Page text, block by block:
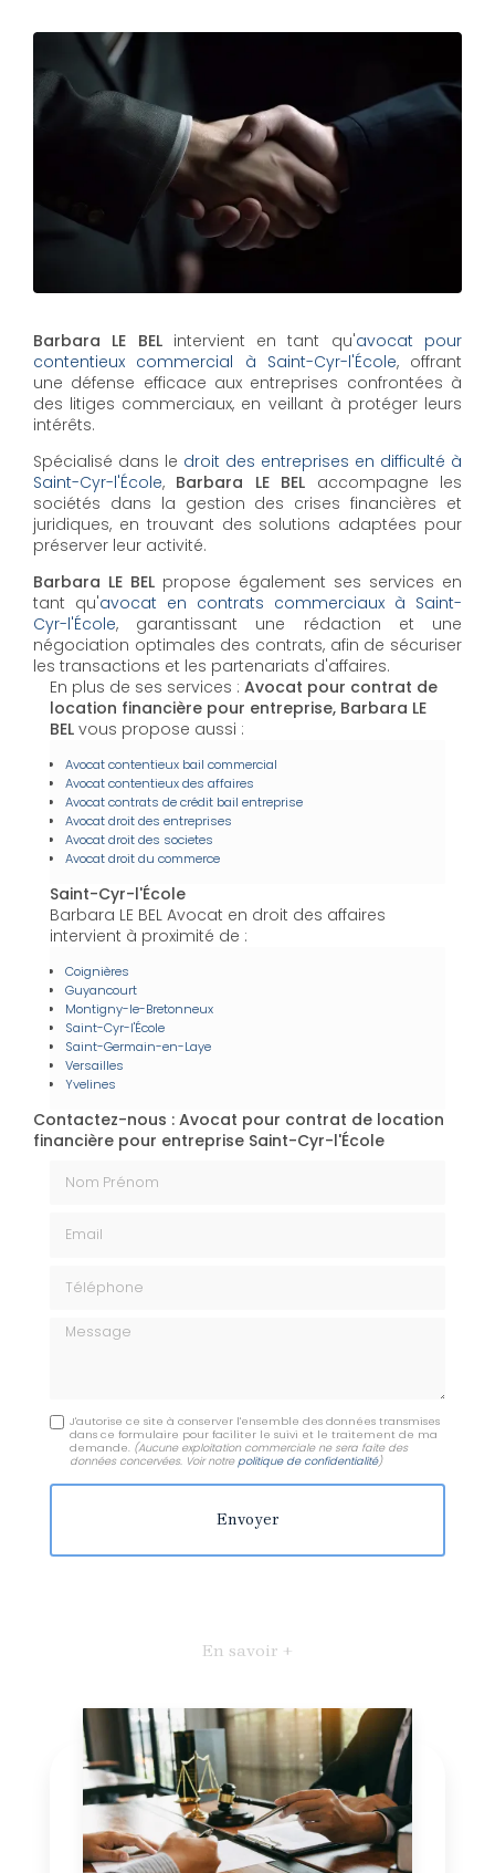
Barbara LE BELintervient en tant qu'avocat pour
contentieux commercial à Saint-Cyr-l'École, offrant
une défense efficace aux entreprises confrontées à
des litiges commerciaux, en veillant à protéger leurs
intérêts.
Spécialisé dans le droit des entreprises en difficulté à
Saint-Cyr-l'École, Barbara LE BEL accompagne les
sociétés dans la gestion des crises financières et
juridiques, en trouvant des solutions adaptées pour
préserver leur activité.
Barbara LE BEL propose également ses services en
tant qu'avocat en contrats commerciaux à Saint-
Cyr-l'École, garantissant une rédaction et une
négociation optimales des contrats, afin de sécuriser
les transactions et les partenariats d'affaires.
En plus de ses services : Avocat pour contrat de
location financière pour entreprise, Barbara LE
BEL vous propose aussi :
Avocat contentieux bail commercial
Avocat contentieux des affaires
Avocat contrats de crédit bail entreprise
Avocat droit des entreprises
Avocat droit des societes
Avocat droit du commerce
Saint-Cyr-l'École
Barbara LE BEL Avocat en droit des affaires
intervient à proximité de :
Coignières
Guyancourt
Montigny-le-Bretonneux
Saint-Cyr-l'École
Saint-Germain-en-Laye
Versailles
Yvelines
Contactez-nous : Avocat pour contrat de location
financière pour entreprise Saint-Cyr-l'École
Message
J'autorise ce site à conserver l'ensemble des données transmises
dans ce formulaire pour faciliter le suivi et le traitement de ma
demande. (Aucune exploitation commerciale ne sera faite des
données concervées. Voir notrepolitique de confidentialité)
En savoir +